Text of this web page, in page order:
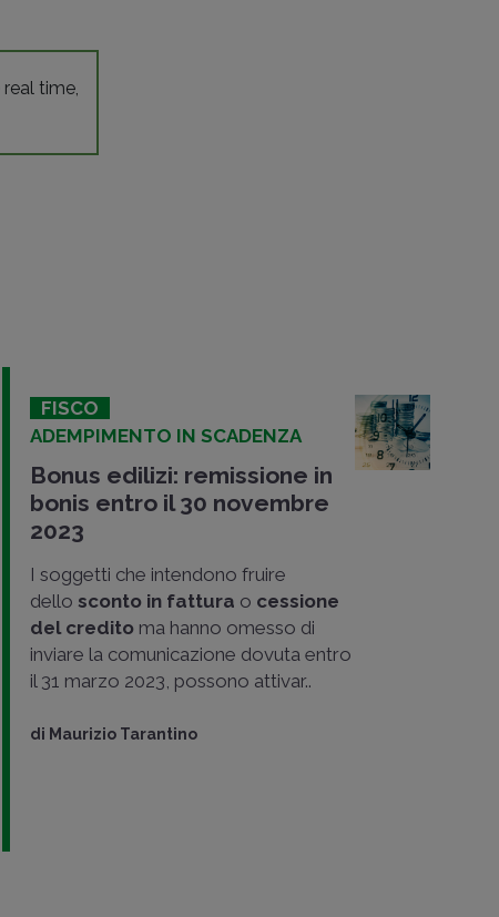
time,
FISCO
ADEMPIMENTO IN SCADENZA
Bonus edilizi: remissione in
bonis entro il 30 novembre
2023
I soggetti che intendono fruire
dello sconto in fattura o cessione
del credito ma hanno omesso di
inviare la comunicazione dovuta entro
il 31 marzo 2023, possono attivar..
di Maurizio Tarantino